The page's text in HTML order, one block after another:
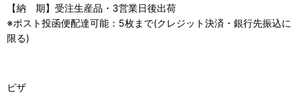
【納 期】受注生産品・3営業日後出荷
※ポスト投函便配達可能：5枚まで(クレジット決済・銀行先振込に
限る)
ピザ